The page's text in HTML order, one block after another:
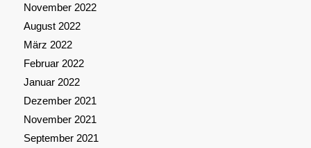
November 2022
August 2022
März 2022
Februar 2022
Januar 2022
Dezember 2021
November 2021
September 2021